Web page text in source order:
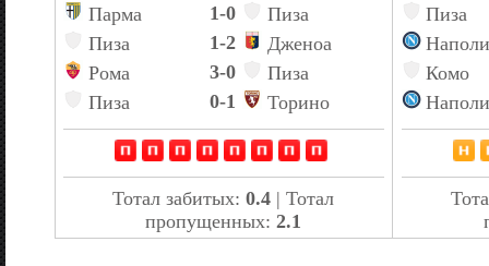
Парма
1-0
Пиза
Пиза
1-2
Дженоа
Рома
3-0
Пиза
Пиза
0-1 Торино
Тотал забитых:0.4 | Тотал
пропущенных:2.1
Пиза
Комо